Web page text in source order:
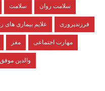
سلامت سلامت روان
علایم بیماری های فرزندپروری
مغز مهارت اجتماعی
والدین موفق